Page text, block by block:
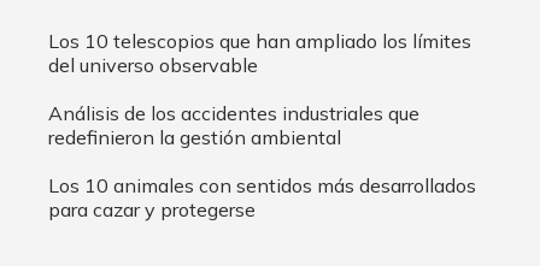
Los 10 telescopios que han ampliado los límites
del universo observable
Análisis de los accidentes industriales que
redefinieron la gestión ambiental
Los 10 animales con sentidos más desarrollados
para cazar y protegerse